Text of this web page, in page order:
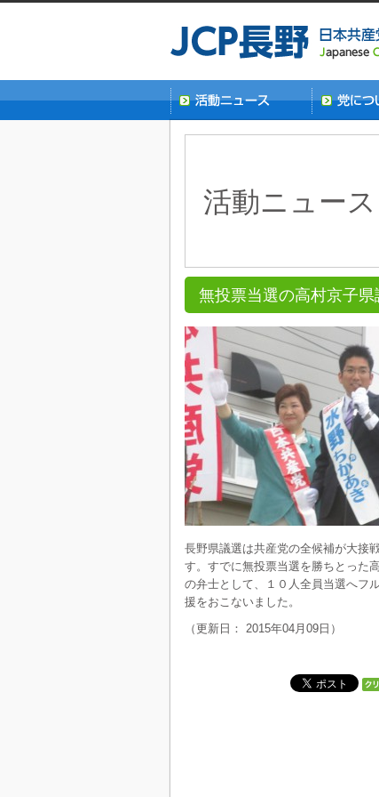
活動ニュース
無投票当選の高村京子
長野県議選は共産党の全候補が大接
す。すでに無投票当選を勝ちとった
の弁士として、１０人全員当選へフ
援をおこないました。
（更新日： 2015年04月09日）